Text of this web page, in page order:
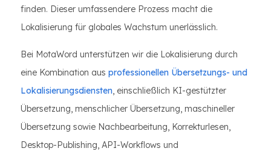
finden. Dieser umfassendere Prozess macht die
Lokalisierung für globales Wachstum unerlässlich.
Bei MotaWord unterstützen wir die Lokalisierung durch
eine Kombination aus professionellen Übersetzungs- und
Lokalisierungsdiensten, einschließlich KI-gestützter
Übersetzung, menschlicher Übersetzung, maschineller
Übersetzung sowie Nachbearbeitung, Korrekturlesen,
Desktop-Publishing, API-Workflows und